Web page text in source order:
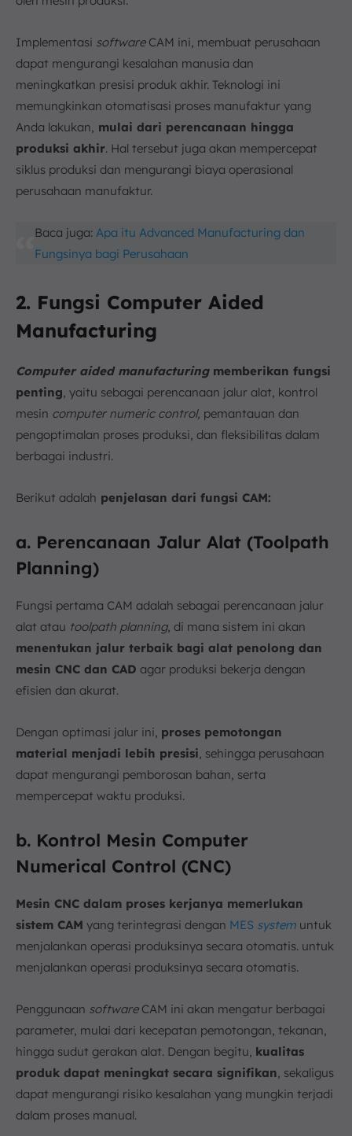
Implementasi softwareCAM ini, membuat perusahaan
dapat mengurangi kesalahan manusia dan
meningkatkan presisi produk akhir. Teknologi ini
memungkinkan otomatisasi proses manufaktur yang
Anda lakukan, mulai dari perencanaan hingga
produksi akhir. Hal tersebut juga akan mempercepat
siklus produksi dan mengurangi biaya operasional
perusahaan manufaktur.
Baca juga: Apa itu Advanced Manufacturing dan
Fungsinya bagi Perusahaan
2. Fungsi Computer Aided
Manufacturing
Computer aided manufacturingmemberikan fungsi
penting, yaitu sebagai perencanaan jalur alat, kontrol
mesin computer numeric control, pemantauan dan
pengoptimalan proses produksi, dan fleksibilitas dalam
berbagai industri.
Berikut adalah penjelasan dari fungsi CAM:
a. Perencanaan Jalur Alat (Toolpath
Planning)
Fungsi pertama CAM adalah sebagai perencanaan jalur
alat atau toolpath planning, di mana sistem ini akan
menentukan jalur terbaik bagi alat penolong dan
mesin CNC dan CAD agar produksi bekerja dengan
efisien dan akurat.
Dengan optimasi jalur ini, proses pemotongan
material menjadi lebih presisi, sehingga perusahaan
dapat mengurangi pemborosan bahan, serta
mempercepat waktu produksi.
b. Kontrol Mesin Computer
Numerical Control (CNC)
Mesin CNC dalam proses kerjanya memerlukan
sistem CAM yang terintegrasi dengan MES system untuk
menjalankan operasi produksinya secara otomatis. untuk
menjalankan operasi produksinya secara otomatis.
Penggunaan softwareCAM ini akan mengatur berbagai
parameter, mulai dari kecepatan pemotongan, tekanan,
hingga sudut gerakan alat. Dengan begitu, kualitas
produk dapat meningkat secara signifikan, sekaligus
dapat mengurangi risiko kesalahan yang mungkin terjadi
dalam proses manual.